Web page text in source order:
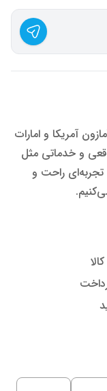
آمریکا و امارات
و خدماتی مثل
راحت و